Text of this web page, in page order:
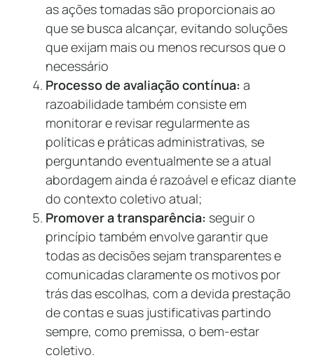
as ações tomadas são proporcionais ao
que se busca alcançar, evitando soluções
que exijam mais ou menos recursos que o
necessário
Processo de avaliação contínua: a
razoabilidade também consiste em
monitorar e revisar regularmente as
políticas e práticas administrativas, se
perguntando eventualmente se a atual
abordagem ainda é razoável e eficaz diante
do contexto coletivo atual;
Promover a transparência: seguir o
princípio também envolve garantir que
todas as decisões sejam transparentes e
comunicadas claramente os motivos por
trás das escolhas, com a devida prestação
de contas e suas justificativas partindo
sempre, como premissa, o bem-estar
coletivo.